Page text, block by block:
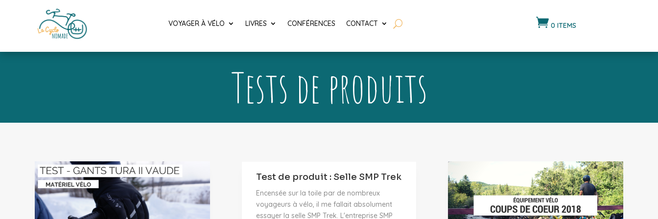
VOYAGER À VÉLO LIVRES CONFÉRENCES CONTACT  0 ITEMS
Tests de produits
Test de produit : Selle SMP Trek
Encensée sur la toile par de nombreux
voyageurs à vélo, il me fallait absolument
essayer la selle SMP Trek. L'entreprise SMP